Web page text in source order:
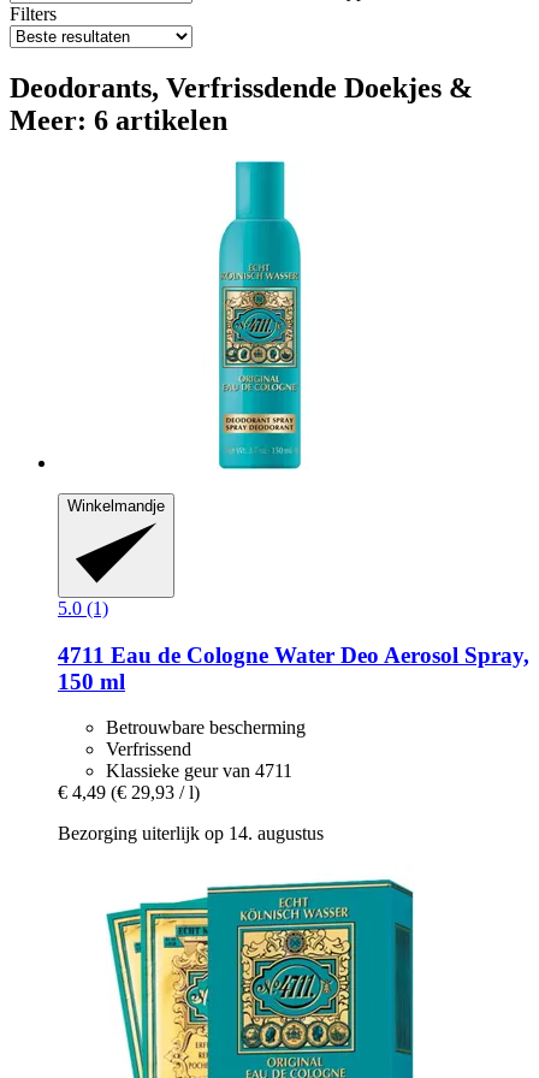
Filters
Deodorants, Verfrissdende Doekjes &
Meer: 6 artikelen
Winkelmandje
5.0 (1)
4711 Eau de Cologne Water Deo Aerosol Spray,
150 ml
Betrouwbare bescherming
Verfrissend
Klassieke geur van 4711
€ 4,49 (€ 29,93 / l)
Bezorging uiterlijk op 14. augustus